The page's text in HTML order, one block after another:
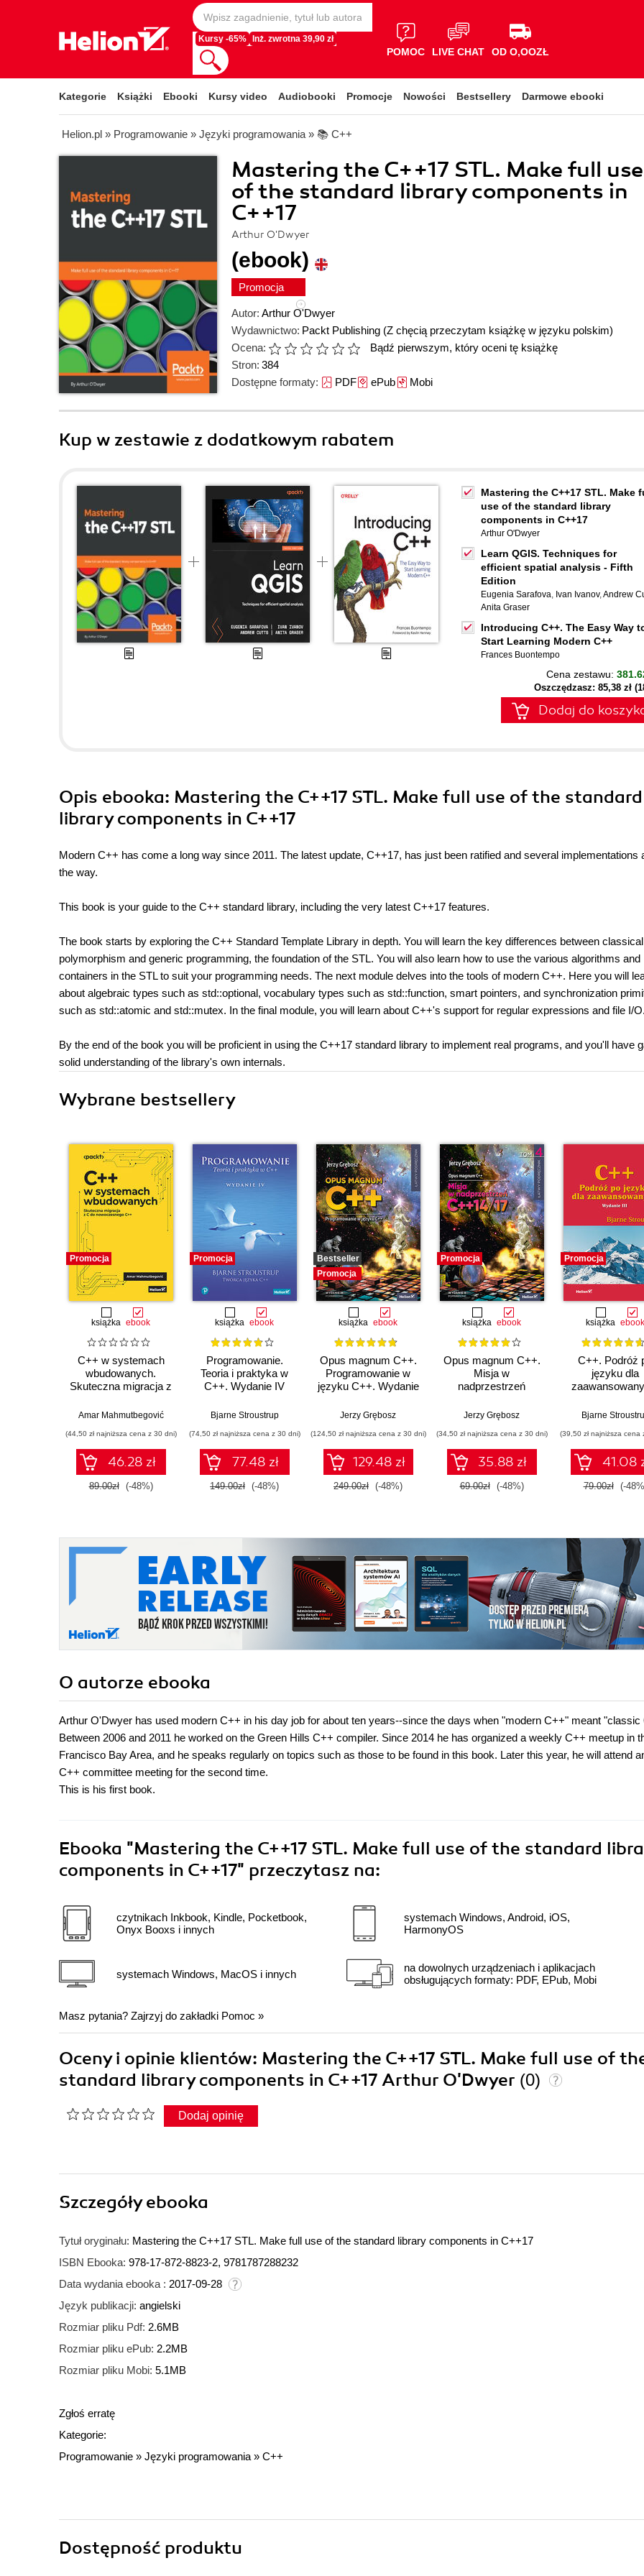
Kursy -65% Inż. zwrotna 39,90 zł
POMOC LIVE CHAT OD O,OOZŁ
Kategorie Książki Ebooki Kursy video Audiobooki Promocje Nowości Bestsellery Darmowe ebooki
Helion.pl » Programowanie » Języki programowania » 📚 C++
Mastering the C++17 STL. Make full use
of the standard library components in
C++17
Arthur O'Dwyer
(ebook)
Promocja
Autor: Arthur O'Dwyer
Wydawnictwo: Packt Publishing (Z chęcią przeczytam książkę w języku polskim)
Ocena:
Bądź pierwszym, który oceni tę książkę
Stron: 384
Dostępne formaty: PDFePubMobi
Kup w zestawie z dodatkowym rabatem
Mastering the C++17 STL. Make
use of the standard library
components in C++17
Arthur O'Dwyer
Learn QGIS. Techniques for
efficient spatial analysis - Fifth
Edition
Eugenia Sarafova, Ivan Ivanov,Andrew
Anita Graser
Introducing C++. The Easy Way
Start Learning Modern C++
Frances Buontempo
Cena zestawu:
Oszczędzasz: 85,38 zł
Dodaj do
Opis ebooka: Mastering the C++17 STL. Make full use of the standard
library components in C++17
Modern C++ has come a long way since 2011. The latest update, C++17, has just been ratified and several implementations
the way.
This book is your guide to the C++ standard library, including the very latest C++17 features.
The book starts by exploring the C++ Standard Template Library in depth. You will learn the key differences between classical
polymorphism and generic programming, the foundation of the STL. You will also learn how to use the various algorithms and
containers in the STL to suit your programming needs. The next module delves into the tools of modern C++. Here you will
about algebraic types such as std::optional, vocabulary types such as std::function, smart pointers, and synchronization
such as std::atomic and std::mutex. In the final module, you will learn about C++'s support for regular expressions and file I/O.
By the end of the book you will be proficient in using the C++17 standard library to implement real programs, and you'll have
solid understanding of the library's own internals.
Wybrane bestsellery
Promocja
książka ebook
C++ w systemach
wbudowanych.
Skuteczna migracja z
C++
Amar Mahmutbegović
(44,50 zł najniższa cena z 30 dni)
46.28 zł
89.00zł (-48%)
Promocja
książka ebook
Programowanie.
Teoria i praktyka w
C++. Wydanie IV
Bjarne Stroustrup
(74,50 zł najniższa cena z 30 dni)
77.48 zł
149.00zł (-48%)
Bestseller
Promocja
książka ebook
Opus magnum C++.
Programowanie w
języku C++. Wydanie
(komplet)
Jerzy Grębosz
(124,50 zł najniższa cena z 30 dni)
129.48 zł
249.00zł (-48%)
Promocja
książka ebook
Opus magnum C++.
Misja w
nadprzestrzeń
Wydanie II
Jerzy Grębosz
(34,50 zł najniższa cena z 30 dni)
35.88 zł
69.00zł (-48%)
Promocja
książka ebook
C++. Podróż
języku dla
Bjarne
(39,50 zł najniższa cena
41.08
79.00zł (-
O autorze ebooka
Arthur O'Dwyer has used modern C++ in his day job for about ten years--since the days when "modern C++" meant "classic
Between 2006 and 2011 he worked on the Green Hills C++ compiler. Since 2014 he has organized a weekly C++ meetup in
Francisco Bay Area, and he speaks regularly on topics such as those to be found in this book. Later this year, he will attend
C++ committee meeting for the second time.
This is his first book.
Ebooka "Mastering the C++17 STL. Make full use of the standard
components in C++17" przeczytasz na:
czytnikach Inkbook, Kindle, Pocketbook,
Onyx Booxs i innych
systemach Windows, MacOS i innych
systemach Windows, Android, iOS,
HarmonyOS
na dowolnych urządzeniach i aplikacjach
obsługujących formaty: PDF, EPub, Mobi
Masz pytania? Zajrzyj do zakładki Pomoc »
Oceny i opinie klientów: Mastering the C++17 STL. Make full use of
standard library components in C++17 Arthur O'Dwyer (0)
Dodaj opinię
Szczegółyebooka
Tytuł oryginału: Mastering the C++17 STL. Make full use of the standard library components in C++17
ISBN Ebooka: 978-17-872-8823-2, 9781787288232
Data wydania ebooka : 2017-09-28
Język publikacji: angielski
Rozmiar pliku Pdf: 2.6MB
Rozmiar pliku ePub: 2.2MB
Rozmiar pliku Mobi: 5.1MB
Zgłoś erratę
Kategorie:
Programowanie » Języki programowania » C++
Dostępność produktu